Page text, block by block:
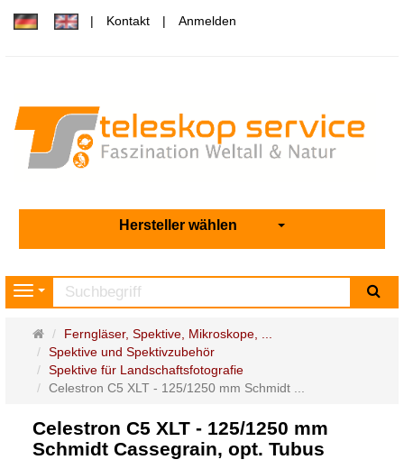
Kontakt Anmelden
Hersteller wählen
Navigation
Startseite
Ferngläser, Spektive, Mikroskope, ...
Spektive und Spektivzubehör
Spektive für Landschaftsfotografie
Celestron C5 XLT - 125/1250 mm Schmidt ...
Celestron C5 XLT - 125/1250 mm
Schmidt Cassegrain, opt. Tubus